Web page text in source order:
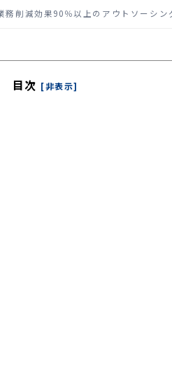
務削減効果90％以上のアウトソーシン
目次 [非表示]